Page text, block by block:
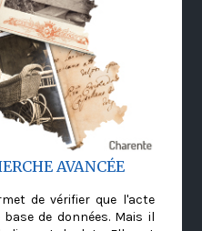
AVANCÉE
de vérifier que l'acte
de données. Mais il